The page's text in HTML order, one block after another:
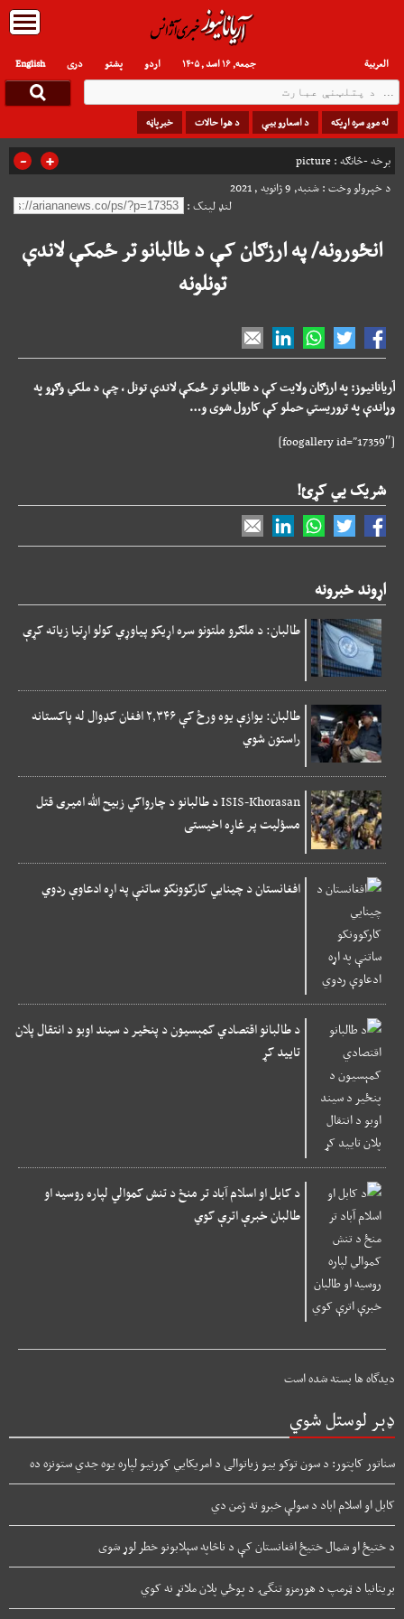
English دری پشتو العربیة اردو جمعه, ۱۶ اسد , ۱۴۰۵
له موږ سره اړیکه د اسعارو بیې د هوا حالات خبرپاڼه
برخه -څانګه : picture
- +
د خپرولو وخت : شنبه, 9 ژانویه , 2021
لنډ لینک :
انځورونه/ په ارزګان کې د طالبانو تر ځمکې لاندې
تونلونه
آریانانیوز: په ارزګان ولایت کې د طالبانو تر ځمکې لاندې تونل ، چې د ملکي وګړو په
وړاندې په تروریستي حملو کې کارول شوی و…
[foogallery id=”17359″]
شریک یي کړئ!
اړوند خبرونه
طالبان: د ملګرو ملتونو سره اړیکو پیاوړي کولو اړتیا زیاته کړې
طالبان: یوازې یوه ورځ کې ۲,۳۴۶ افغان کډوال له پاکستانه
راستون شوي
ISIS-Khorasan د طالبانو د چارواکي زبیح الله امیری قتل
مسؤلیت پر غاړه اخیستی
افغانستان د چینایي کارکوونکو ساتنې په اړه ادعاوې ردوي
د طالبانو اقتصادي کمېسیون د پنځیر د سیند اوبو د انتقال پلان
تایید کړ
د کابل او اسلام آباد تر منځ د تنش کموالي لپاره روسیه او
طالبان خبرې اترې کوي
دیدگاه ها بسته شده است
ډېر لوستل شوي
سناتور کاپتور: د سون توکو بیو زیاتوالی د امریکایي کورنیو لپاره یوه جدي ستونزه ده
کابل او اسلام اباد د سولې خبرو ته ژمن دي
د ختیځ او شمال ختیځ افغانستان کې د ناڅاپه سېلابونو خطر لوړ شوی
بریتانیا د ټرمپ د هورمزو تنگۍ د پوځي پلان ملاتړ نه کوي